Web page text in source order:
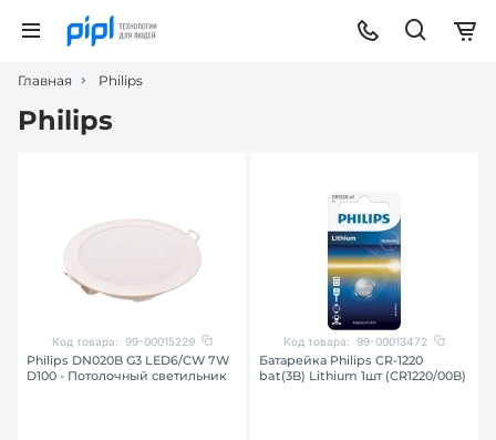
Главная Philips
Philips
Код товара: 99-00015229
Philips DN020B G3 LED6/CW 7W
D100 - Потолочный светильник
Код товара: 99-00013472
Батарейка Philips CR-1220
bat(3B) Lithium 1шт (CR1220/00B)